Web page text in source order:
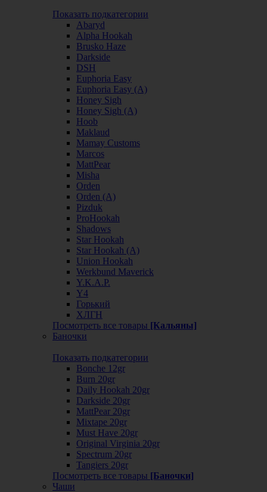
Показать подкатегории
Abaryd
Alpha Hookah
Brusko Haze
Darkside
DSH
Euphoria Easy
Euphoria Easy (А)
Honey Sigh
Honey Sigh (А)
Hoob
Maklaud
Mamay Customs
Marcos
MattPear
Misha
Orden
Orden (А)
Pizduk
ProHookah
Shadows
Star Hookah
Star Hookah (А)
Union Hookah
Werkbund Maverick
Y.K.A.P.
Y4
Горький
ХЛГН
Посмотреть все товары [Кальяны]
Баночки
Показать подкатегории
Bonche 12gr
Burn 20gr
Daily Hookah 20gr
Darkside 20gr
MattPear 20gr
Mixtape 20gr
Must Have 20gr
Original Virginia 20gr
Spectrum 20gr
Tangiers 20gr
Посмотреть все товары [Баночки]
Чаши